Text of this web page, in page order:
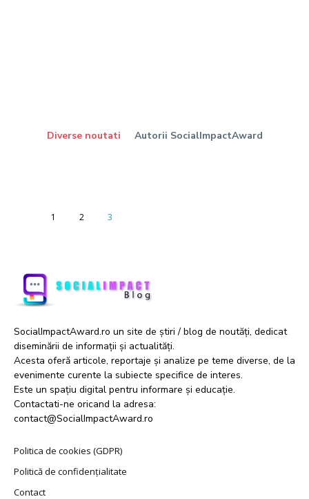
Diverse noutati Autorii SocialImpactAward
1 2 3
SocialImpactAward.ro un site de știri / blog de noutăți, dedicat
diseminării de informații și actualități.
Acesta oferă articole, reportaje și analize pe teme diverse, de la
evenimente curente la subiecte specifice de interes.
Este un spațiu digital pentru informare și educație.
Contactati-ne oricand la adresa:
contact@SocialImpactAward.ro
Politica de cookies (GDPR)
Politică de confidențialitate
Contact